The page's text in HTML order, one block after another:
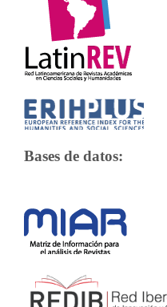
Bases de datos: